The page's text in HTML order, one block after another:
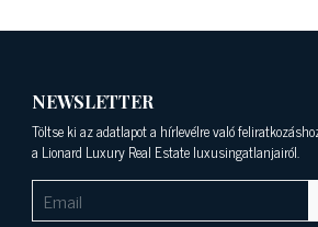
NEWSLETTER
Töltse ki az adatlapot a hírlevélre való
a Lionard Luxury Real Estate luxusingatlanjairól.